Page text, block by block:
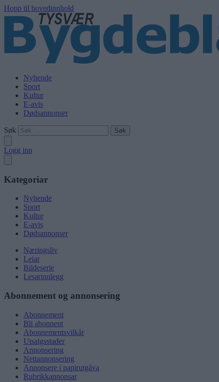
Hopp til hovedinnhold
Nyhende
Sport
Kultur
E-avis
Dødsannonser
Søk
Logg inn
Kategoriar
Nyhende
Sport
Kultur
E-avis
Dødsannonser
Næringsliv
Leiar
Bildeserie
Lesarinnlegg
Abonnement og annonsering
Abonnement
Bli abonnent
Abonnementsvilkår
Utsalgsstader
Annonsering
Nettannonsering
Annonsere i papirutgåva
Rubrikkannonsar